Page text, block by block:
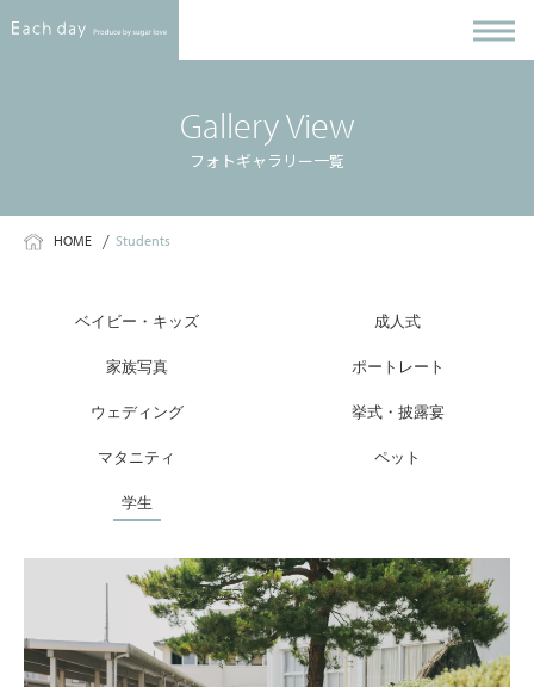
Gallery View
フォトギャラリー一覧
HOME Students
ベイビー・キッズ 成人式
家族写真 ポートレート
ウェディング 挙式・披露宴
マタニティ ペット
学生